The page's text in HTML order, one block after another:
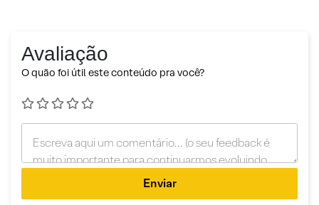
Avaliação
O quão foi útil este conteúdo pra você?
Enviar